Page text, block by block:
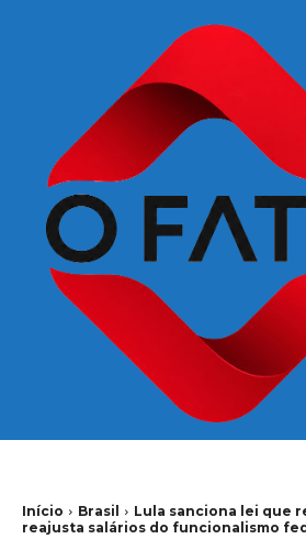
Início Brasil
Lula sanciona lei que
reajusta salários do funcionalismo